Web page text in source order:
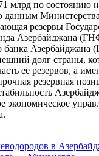
млрд по состоянию
данным
резервы
Азербайджана
банка Азербайджана
долг страны,
ее резервов, а
резервная
экономическое